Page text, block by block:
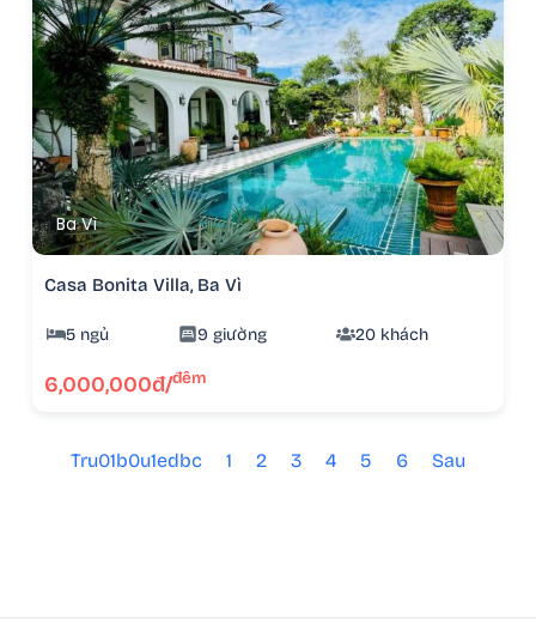
Ba Vì
Casa Bonita Villa, Ba Vì
5 ngủ 9 giường 20 khách
6,000,000đ/đêm
Tru01b0u1edbc 1 2 3 4 5 6 Sau